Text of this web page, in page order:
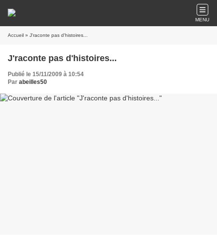
MENU
Accueil » J'raconte pas d'histoires...
J'raconte pas d'histoires...
Publié le 15/11/2009 à 10:54
Par abeilles50